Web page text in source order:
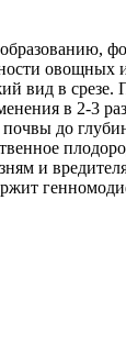
овощных и
вид в
в 2-3
до
и